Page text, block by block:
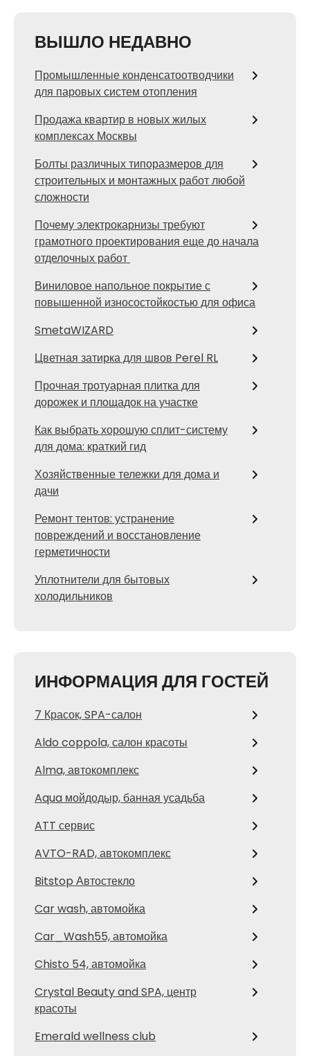
ВЫШЛО НЕДАВНО
Промышленные конденсатоотводчики
для паровых систем отопления
Продажа квартир в новых жилых
комплексах Москвы
Болты различных типоразмеров для
строительных и монтажных работ любой
сложности
Почему электрокарнизы требуют
грамотного проектирования еще до начала
отделочных работ
Виниловое напольное покрытие с
повышенной износостойкостью для офиса
SmetaWIZARD
Цветная затирка для швов Perel RL
Прочная тротуарная плитка для
дорожек и площадок на участке
Как выбрать хорошую сплит-систему
для дома: краткий гид
Хозяйственные тележки для дома и
дачи
Ремонт тентов: устранение
повреждений и восстановление
герметичности
Уплотнители для бытовых
холодильников
ИНФОРМАЦИЯ ДЛЯ ГОСТЕЙ
7 Красок, SPA-салон
Aldo coppola, салон красоты
Alma, автокомплекс
Aqua мойдодыр, банная усадьба
ATT сервис
AVTO-RAD, автокомплекс
Bitstop Автостекло
Car wash, автомойка
Car_Wash55, автомойка
Chisto 54, автомойка
Crystal Beauty and SPA, центр
красоты
Emerald wellness club